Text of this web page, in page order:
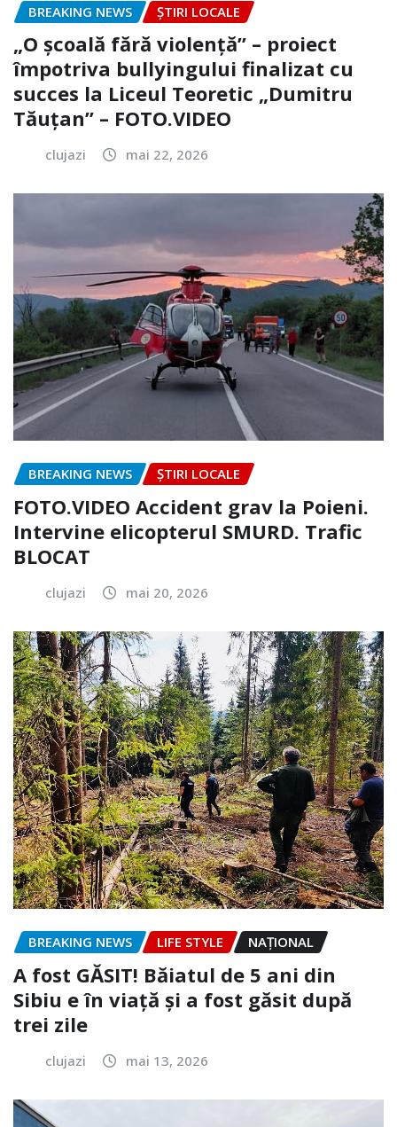
BREAKING NEWS ȘTIRI LOCALE
„O școală fără violență” – proiect
împotriva bullyingului finalizat cu
succes la Liceul Teoretic „Dumitru
Tăuțan” – FOTO.VIDEO
clujazi mai 22, 2026
BREAKING NEWS ȘTIRI LOCALE
FOTO.VIDEO Accident grav la Poieni.
Intervine elicopterul SMURD. Trafic
BLOCAT
clujazi mai 20, 2026
BREAKING NEWS LIFE STYLE NAŢIONAL
A fost GĂSIT! Băiatul de 5 ani din
Sibiu e în viață și a fost găsit după
trei zile
clujazi mai 13, 2026